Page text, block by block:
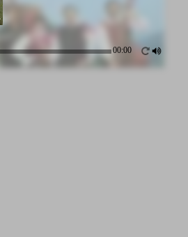
00:00